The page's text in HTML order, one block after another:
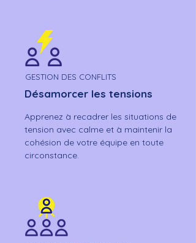
GESTION DES CONFLITS
Désamorcer les tensions
Apprenez à recadrer les situations de
tension avec calme et à maintenir la
cohésion de votre équipe en toute
circonstance.